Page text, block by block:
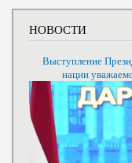
НОВОСТИ
Выступление
нации